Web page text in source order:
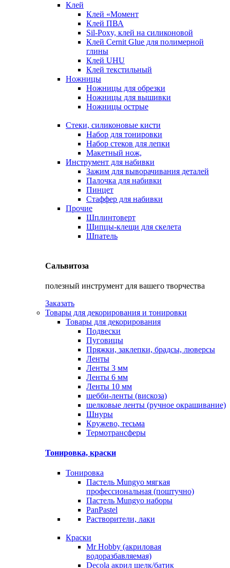
Клей
Клей «Момент
Клей ПВА
Sil-Poxy, клей на силиконовой
Клей Cernit Glue для полимерной
глины
Клей UHU
Клей текстильный
Ножницы
Ножницы для обрезки
Ножницы для вышивки
Ножницы острые
Стеки, силиконовые кисти
Набор для тонировки
Набор стеков для лепки
Макетный нож,
Инструмент для набивки
Зажим для выворачивания деталей
Палочка для набивки
Пинцет
Стаффер для набивки
Прочие
Шплинтоверт
Щипцы-клещи для скелета
Шпатель
Сальвитоза
полезный инструмент для вашего творчества
Заказать
Товары для декорирования и тонировки
Товары для декорирования
Подвески
Пуговицы
Пряжки, заклепки, брадсы, люверсы
Ленты
Ленты 3 мм
Ленты 6 мм
Ленты 10 мм
шебби-ленты (вискоза)
шелковые ленты (ручное окрашивание)
Шнуры
Кружево, тесьма
Термотрансферы
Тонировка, краски
Тонировка
Пастель Mungyo мягкая
профессиональная (поштучно)
Пастель Mungyo наборы
PanPastel
Растворители, лаки
Краски
Mr Hobby (акриловая
водоразбавляемая)
Decola акрил шелк/батик